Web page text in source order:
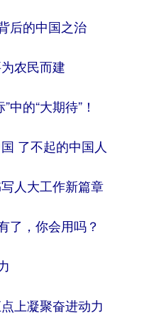
后的中国之治
农民而建
中的“大期待”！
了不起的中国人
人大工作新篇章
了，你会用吗？
上凝聚奋进动力